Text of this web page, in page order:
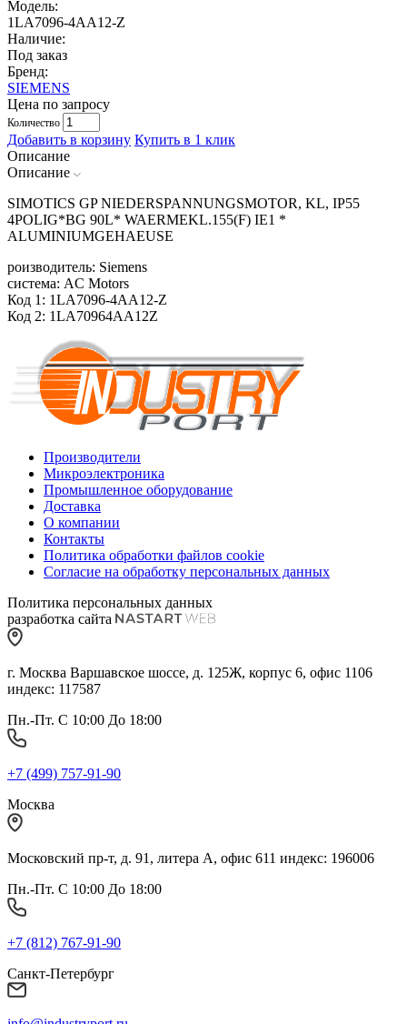
Модель:
1LA7096-4AA12-Z
Наличие:
Под заказ
Бренд:
SIEMENS
Цена по запросу
Количество
Добавить в корзину Купить в 1 клик
Описание
Описание
SIMOTICS GP NIEDERSPANNUNGSMOTOR, KL, IP55
4POLIG*BG 90L* WAERMEKL.155(F) IE1 *
ALUMINIUMGEHAEUSE
роизводитель: Siemens
система: AC Motors
Код 1: 1LA7096-4AA12-Z
Код 2: 1LA70964AA12Z
Производители
Микроэлектроника
Промышленное оборудование
Доставка
О компании
Контакты
Политика обработки файлов cookie
Согласие на обработку персональных данных
Политика персональных данных
разработка сайта
г. Москва Варшавское шоссе, д. 125Ж, корпус 6, офис 1106
индекс: 117587
Пн.-Пт. С 10:00 До 18:00
+7 (499) 757-91-90
Москва
Московский пр-т, д. 91, литера А, офис 611 индекс: 196006
Пн.-Пт. С 10:00 До 18:00
+7 (812) 767-91-90
Санкт-Петербург